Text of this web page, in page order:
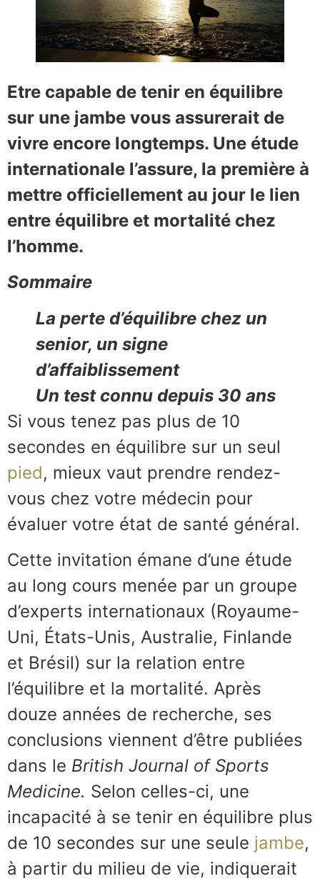
Etre capable de tenir en équilibre
sur une jambe vous assurerait de
vivre encore longtemps. Une étude
internationale l’assure, la première à
mettre officiellement au jour le lien
entre équilibre et mortalité chez
l’homme.
Sommaire
La perte d’équilibre chez un
senior, un signe
d’affaiblissement
Un test connu depuis 30 ans
Si vous tenez pas plus de 10
secondes en équilibre sur un seul
pied, mieux vaut prendre rendez-
vous chez votre médecin pour
évaluer votre état de santé général.
Cette invitation émane d’une étude
au long cours menée par un groupe
d’experts internationaux (Royaume-
Uni, États-Unis, Australie, Finlande
et Brésil) sur la relation entre
l’équilibre et la mortalité. Après
douze années de recherche, ses
conclusions viennent d’être publiées
dans le British Journal of Sports
Medicine. Selon celles-ci, une
incapacité à se tenir en équilibre plus
de 10 secondes sur une seule jambe,
à partir du milieu de vie, indiquerait